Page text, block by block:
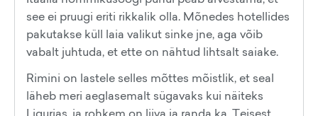
see ei pruugi eriti rikkalik olla. Mõnedes hotellides
pakutakse küll laia valikut sinke jne, aga võib
vabalt juhtuda, et ette on nähtud lihtsalt saiake.
Rimini on lastele selles mõttes mõistlik, et seal
läheb meri aeglasemalt sügavaks kui näiteks